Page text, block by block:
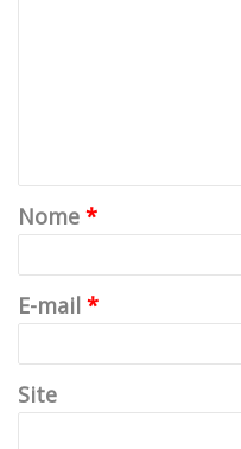
Nome *
E-mail *
Site